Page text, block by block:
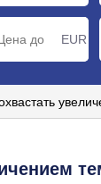
EUR